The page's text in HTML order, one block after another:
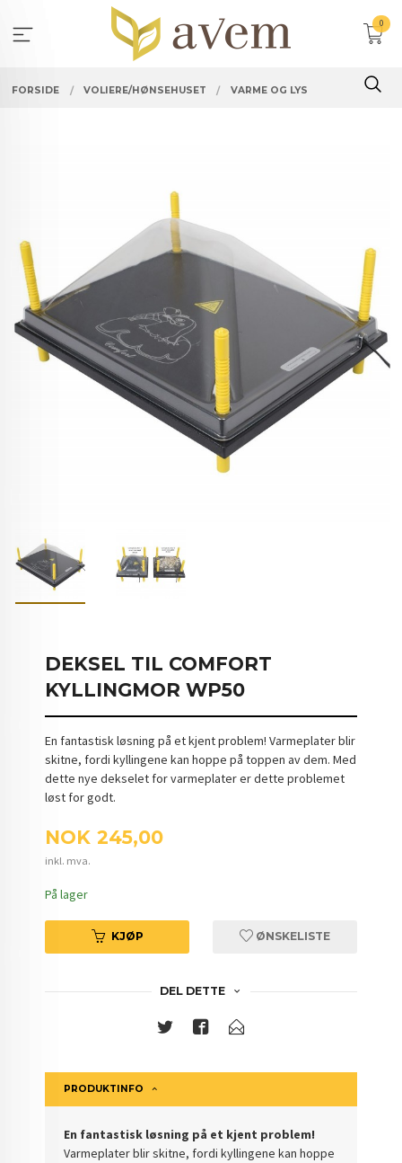
innholdet
0
FORSIDE VOLIERE/HØNSEHUSET VARME OG LYS
DEKSEL TIL COMFORT
KYLLINGMOR WP50
En fantastisk løsning på et kjent problem! Varmeplater blir
skitne, fordi kyllingene kan hoppe på toppen av dem. Med
dette nye dekselet for varmeplater er dette problemet
løst for godt.
Pris
NOK 245,00
inkl. mva.
På lager
KJØP ØNSKELISTE
DEL DETTE
PRODUKTINFO
En fantastisk løsning på et kjent problem!
Varmeplater blir skitne, fordi kyllingene kan hoppe